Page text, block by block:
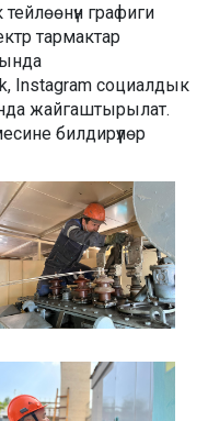
графиги
тармактар
Instagram социалдык
жайгаштырылат.
билдирүүлөр